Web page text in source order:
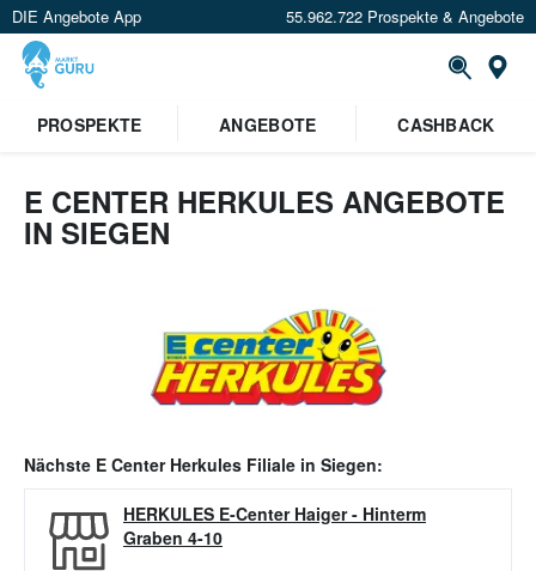
DIE Angebote App 55.962.722 Prospekte & Angebote
PROSPEKTE
ANGEBOTE CASHBACK
E CENTER HERKULES ANGEBOTE
IN SIEGEN
Nächste E Center Herkules Filiale in Siegen:
HERKULES E-Center Haiger- Hinterm
Graben 4-10